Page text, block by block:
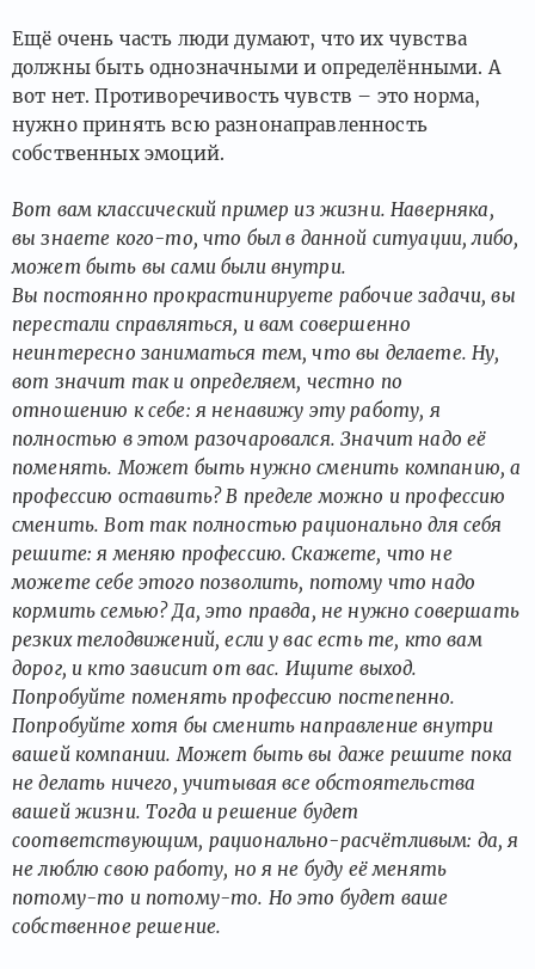
Ещё очень часть люди думают, что их чувства
должны быть однозначными и определёнными. А
вот нет. Противоречивость чувств – это норма,
нужно принять всю разнонаправленность
собственных эмоций.
Вот вам классический пример из жизни. Наверняка,
вы знаете кого-то, что был в данной ситуации, либо,
может быть вы сами были внутри.
Вы постоянно прокрастинируете рабочие задачи, вы
перестали справляться, и вам совершенно
неинтересно заниматься тем, что вы делаете. Ну,
вот значит так и определяем, честно по
отношению к себе: я ненавижу эту работу, я
полностью в этом разочаровался. Значит надо её
поменять. Может быть нужно сменить компанию, а
профессию оставить? В пределе можно и профессию
сменить. Вот так полностью рационально для себя
решите: я меняю профессию. Скажете, что не
можете себе этого позволить, потому что надо
кормить семью? Да, это правда, не нужно совершать
резких телодвижений, если у вас есть те, кто вам
дорог, и кто зависит от вас. Ищите выход.
Попробуйте поменять профессию постепенно.
Попробуйте хотя бы сменить направление внутри
вашей компании. Может быть вы даже решите пока
не делать ничего, учитывая все обстоятельства
вашей жизни. Тогда и решение будет
соответствующим, рационально-расчётливым: да, я
не люблю свою работу, но я не буду её менять
потому-то и потому-то. Но это будет ваше
собственное решение.